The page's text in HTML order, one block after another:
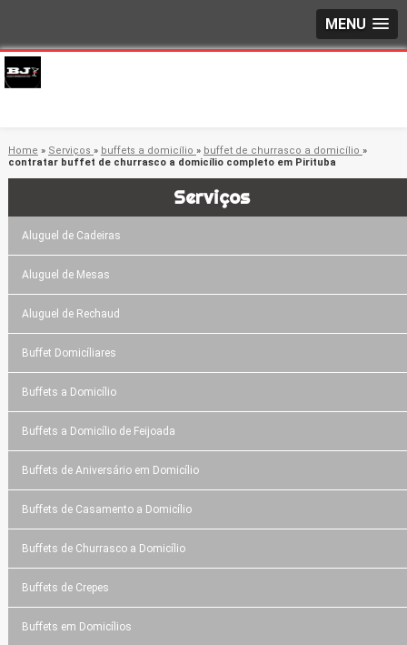
MENU
Home » Serviços » buffets a domicílio » buffet de churrasco a domicílio »
contratar buffet de churrasco a domicílio completo em Pirituba
Serviços
Aluguel de Cadeiras
Aluguel de Mesas
Aluguel de Rechaud
Buffet Domicíliares
Buffets a Domicílio
Buffets a Domicílio de Feijoada
Buffets de Aniversário em Domicílio
Buffets de Casamento a Domicílio
Buffets de Churrasco a Domicílio
Buffets de Crepes
Buffets em Domicílios